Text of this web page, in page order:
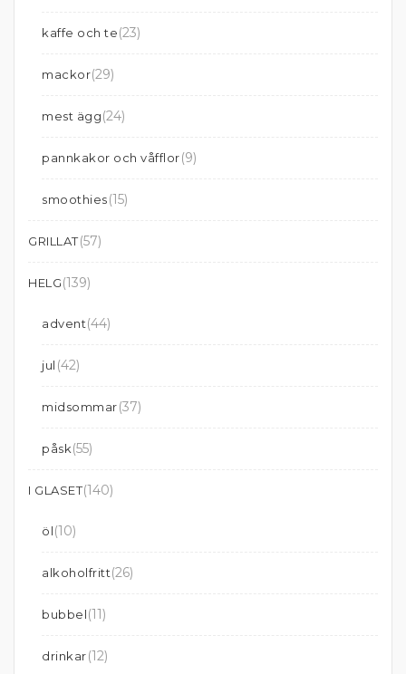
kaffe och te(23)
mackor(29)
mest ägg(24)
pannkakor och våfflor(9)
smoothies(15)
GRILLAT(57)
HELG(139)
advent(44)
jul (42)
midsommar(37)
påsk(55)
I GLASET(140)
öl(10)
alkoholfritt(26)
bubbel(11)
drinkar(12)